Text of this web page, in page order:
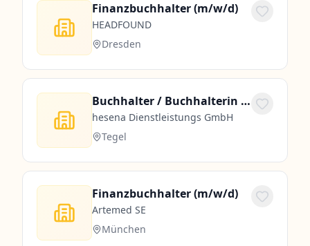
Finanzbuchhalter (m/w/d)
HEADFOUND
Dresden
Buchhalter / Buchhalterin / Finanzbuchhalter/in (m/w/d)
hesena Dienstleistungs GmbH
Tegel
Finanzbuchhalter (m/w/d)
Artemed SE
München